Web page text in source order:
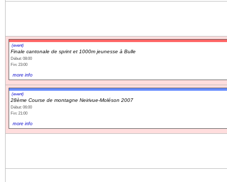
(event)
Finale cantonale de sprint et 1000m jeunesse à Bulle
Début: 08:00
Fin: 23:00
more info
(event)
28ème Course de montagne Neirivue-Moléson 2007
Début: 06:00
Fin: 21:00
more info